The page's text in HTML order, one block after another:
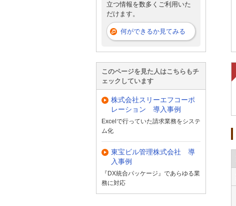
立つ情報を数多くご利用いた
だけます。
何ができるか見てみる
このページを見た人はこちらもチ
ェックしています
株式会社スリーエフコーポ
レーション 導入事例
Excelで行っていた請求業務をシステ
ム化
東宝ビル管理株式会社 導
入事例
『DX統合パッケージ』であらゆる業
務に対応